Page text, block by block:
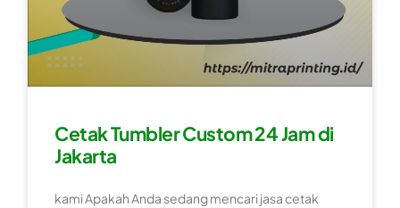
Cetak Tumbler Custom 24 Jam di
Jakarta
kami Apakah Anda sedang mencari jasa cetak